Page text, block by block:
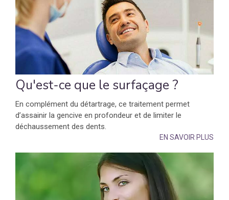
Qu'est-ce que le surfaçage ?
En complément du détartrage, ce traitement permet
d’assainir la gencive en profondeur et de limiter le
déchaussement des dents.
EN SAVOIR PLUS